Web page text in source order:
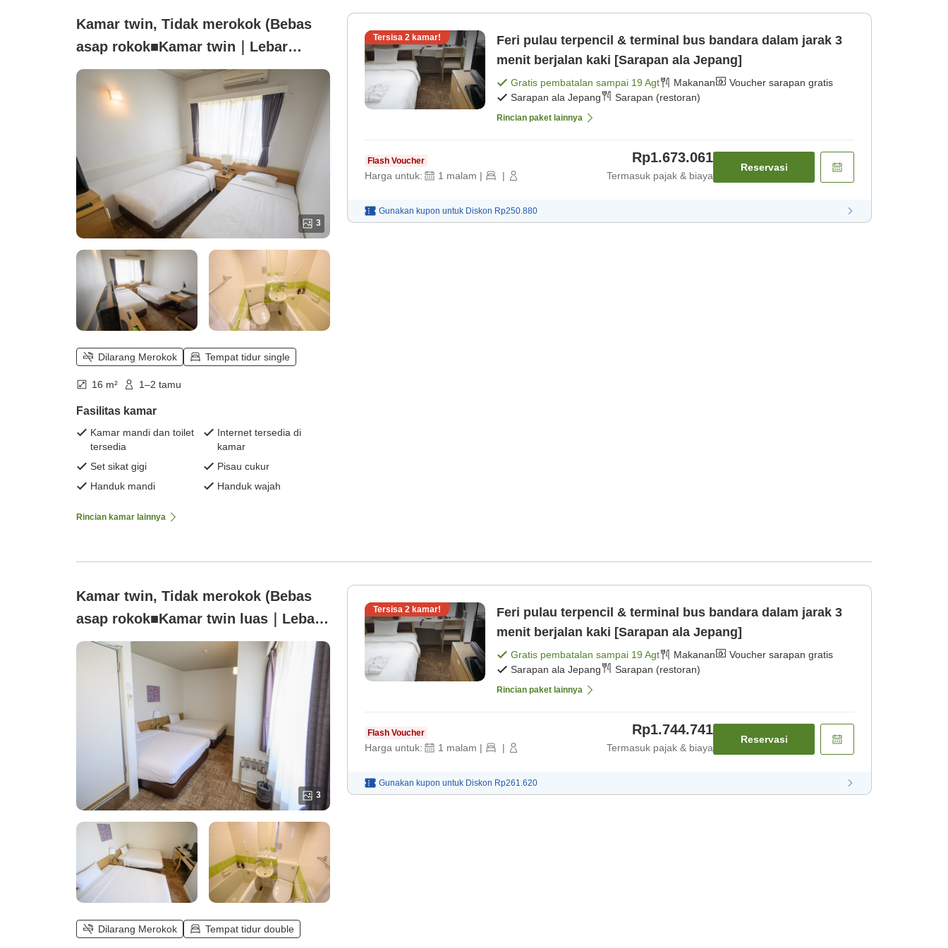
Kamar twin, Tidak merokok (Bebas
asap rokok■Kamar twin｜Lebar
tempat tidur 110cm／16 meter
persegi／Wi-Fi tersedia)
3
Dilarang Merokok Tempat tidur single
16 m² 1–2 tamu
Fasilitas kamar
Kamar mandi dan toilet
tersedia
Internet tersedia di
kamar
Set sikat gigi
Pisau cukur
Handuk mandi
Handuk wajah
Rincian kamar lainnya
Tersisa 2 kamar!
Feri pulau terpencil & terminal bus bandara dalam jarak 3
menit berjalan kaki [Sarapan ala Jepang]
Gratis pembatalan sampai 19 Agt Makanan
Voucher sarapan gratis
Sarapan ala Jepang
Sarapan (restoran)
Rincian paket lainnya
Flash Voucher
Harga untuk: 1 malam | |
Rp1.673.061
Termasuk pajak & biaya
Reservasi
Gunakan kupon untuk Diskon Rp250.880
Kamar twin, Tidak merokok (Bebas
asap rokok■Kamar twin luas｜Lebar
tempat tidur 140cm／18 meter
persegi／Wi-Fi)
3
Dilarang Merokok Tempat tidur double
Tersisa 2 kamar!
Feri pulau terpencil & terminal bus bandara dalam jarak 3
menit berjalan kaki [Sarapan ala Jepang]
Gratis pembatalan sampai 19 Agt Makanan
Voucher sarapan gratis
Sarapan ala Jepang
Sarapan (restoran)
Rincian paket lainnya
Flash Voucher
Harga untuk: 1 malam | |
Rp1.744.741
Termasuk pajak & biaya
Reservasi
Gunakan kupon untuk Diskon Rp261.620